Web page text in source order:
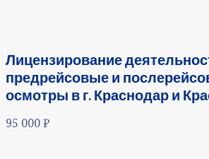
Лицензирование
предрейсовые и
осмотры в г. Краснодар и
95 000₽